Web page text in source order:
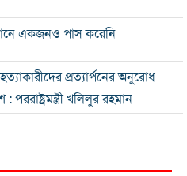
একজনও পাস করেনি
প্রত্যার্পনের অনুরোধ
পররাষ্ট্রমন্ত্রী খ‌লিলুর রহমা‌ন